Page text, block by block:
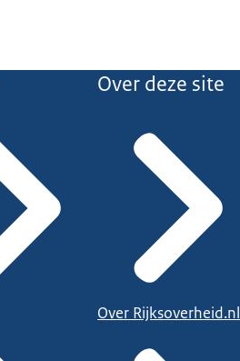
Over deze site
Over Rijksoverheid.nl